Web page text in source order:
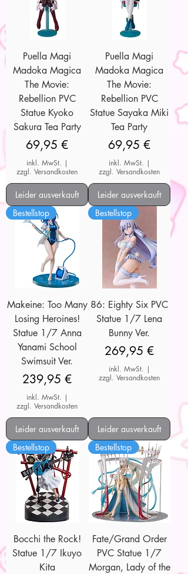
Puella Magi
Madoka Magica
The Movie:
Rebellion PVC
Statue Kyoko
Sakura Tea Party
Preis
69,95 €
inkl. MwSt. |
zzgl. Versandkosten
Leider ausverkauft
Puella Magi
Madoka Magica
The Movie:
Rebellion PVC
Statue Sayaka Miki
Tea Party
Preis
69,95 €
inkl. MwSt. |
zzgl. Versandkosten
Leider ausverkauft
Bestellstop
Makeine: Too Many
Losing Heroines!
Statue 1/7 Anna
Yanami School
Swimsuit Ver.
Preis
239,95 €
inkl. MwSt. |
zzgl. Versandkosten
Leider ausverkauft
Bestellstop
86: Eighty Six PVC
Statue 1/7 Lena
Bunny Ver.
Preis
269,95 €
inkl. MwSt. |
zzgl. Versandkosten
Leider ausverkauft
Bestellstop
Bocchi the Rock!
Statue 1/7 Ikuyo
Kita
Bestellstop
Fate/Grand Order
PVC Statue 1/7
Morgan, Lady of the